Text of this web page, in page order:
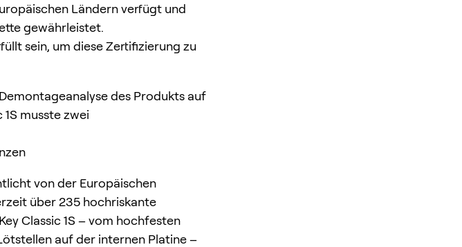
Ländern verfügt und
gewährleistet.
sein, um diese Zertifizierung zu
des Produkts auf
1S musste zwei
von der Europäischen
über 235 hochriskante
Classic 1S – vom hochfesten
auf der internen Platine –